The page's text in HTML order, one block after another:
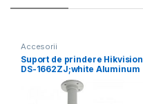
Accesorii
Suport de prindere Hikvision
DS-1662ZJ;white Aluminum
alloy Φ116.5×500mm